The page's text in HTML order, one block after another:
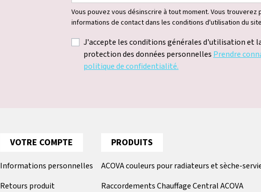
Vous pouvez vous désinscrire à tout moment. Vous trouverez
informations de contact dans les conditions d'utilisation du
J'accepte les conditions générales d'utilisation et
protection des données personnelles Prendre
politique de confidentialité.
VOTRE COMPTE
Informations personnelles
Retours produit
PRODUITS
ACOVA couleurs pour radiateurs et sèche-
Raccordements Chauffage Central ACOVA